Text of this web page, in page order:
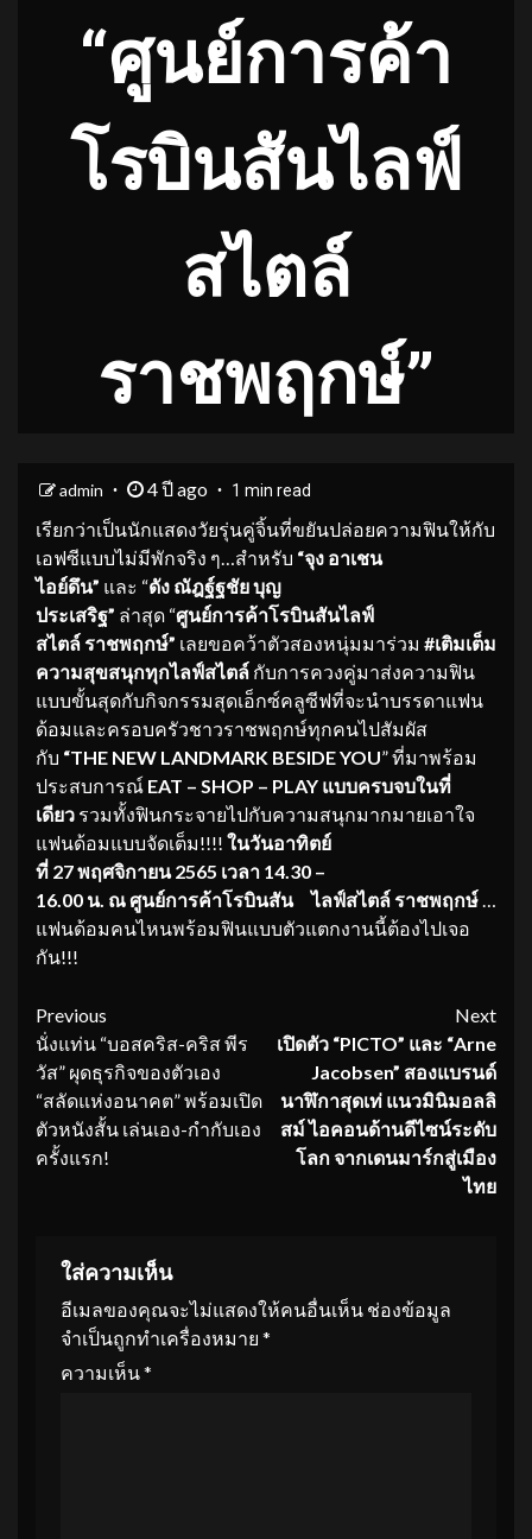
“ศูนย์การค้า
โรบินสันไลฟ์
สไตล์
ราชพฤกษ์”
admin 4 ปี ago 1 min read
เรียกว่าเป็นนักแสดงวัยรุ่นคู่จิ้นที่ขยันปล่อยความฟินให้กับ
เอฟซีแบบไม่มีพักจริง ๆ…สำหรับ “จุง อาเชน
ไอย์ดึน” และ “ดัง ณัฎฐ์ฐชัย บุญ
ประเสริฐ” ล่าสุด “ศูนย์การค้าโรบินสันไลฟ์
สไตล์ ราชพฤกษ์” เลยขอคว้าตัวสองหนุ่มมาร่วม #เติมเต็ม
ความสุขสนุกทุกไลฟ์สไตล์ กับการควงคู่มาส่งความฟิน
แบบขั้นสุดกับกิจกรรมสุดเอ็กซ์คลูซีฟที่จะนำบรรดาแฟน
ด้อมและครอบครัวชาวราชพฤกษ์ทุกคนไปสัมผัส
กับ “THE NEW LANDMARK BESIDE YOU” ที่มาพร้อม
ประสบการณ์ EAT – SHOP – PLAY แบบครบจบในที่
เดียว รวมทั้งฟินกระจายไปกับความสนุกมากมายเอาใจ
แฟนด้อมแบบจัดเต็ม!!!! ในวันอาทิตย์
ที่ 27 พฤศจิกายน 2565 เวลา 14.30 –
16.00 น. ณ ศูนย์การค้าโรบินสัน ไลฟ์สไตล์ ราชพฤกษ์
แฟนด้อมคนไหนพร้อมฟินแบบตัวแตกงานนี้ต้องไปเจอ
กัน!!!
Continue
Reading
Previous
นั่งแท่น “บอสคริส-คริส พีร
วัส” ผุดธุรกิจของตัวเอง
“สลัดแห่งอนาคต” พร้อมเปิด
ตัวหนังสั้น เล่นเอง-กำกับเอง
ครั้งแรก!
Next
เปิดตัว “PICTO” และ “Arne
Jacobsen” สองแบรนด์
นาฬิกาสุดเท่ แนวมินิมอลลิ
สม์ ไอคอนด้านดีไซน์ระดับ
โลก จากเดนมาร์กสู่เมือง
ไทย
ใส่ความเห็น
อีเมลของคุณจะไม่แสดงให้คนอื่นเห็น ช่องข้อมูล
จำเป็นถูกทำเครื่องหมาย *
ความเห็น*